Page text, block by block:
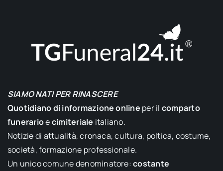
SIAMO NATI PER RINASCERE
Quotidiano di informazione online per il comparto
funerarioecimiteriale italiano.
Notizie di attualità, cronaca, cultura, poltica, costume,
società, formazione professionale.
Un unico comune denominatore:costante